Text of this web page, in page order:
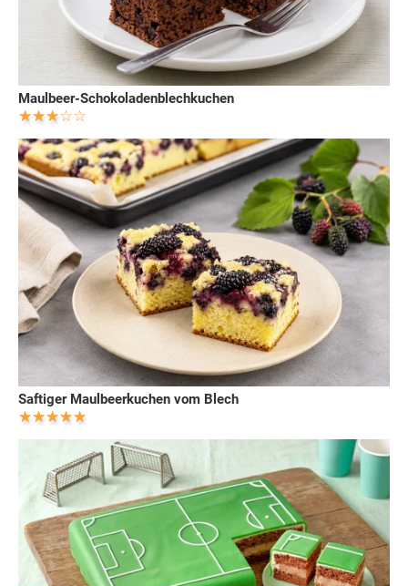
Maulbeer-Schokoladenblechkuchen
Saftiger Maulbeerkuchen vom Blech